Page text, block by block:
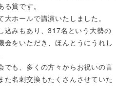
賞です。
大ホールで講演いたしました。
込みもあり、317名という大勢の
会をいただき、ほんとうにうれし
でも、多くの方々からお祝いの言
た名刺交換もたくさんさせていた